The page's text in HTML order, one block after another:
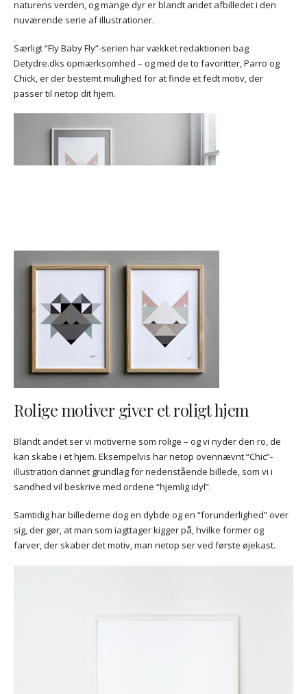
naturens verden, og mange dyr er blandt andet afbilledet i den
nuværende serie af illustrationer.
Særligt “Fly Baby Fly”-serien har vækket redaktionen bag
Detydre.dks opmærksomhed – og med de to favoritter, Parro og
Chick, er der bestemt mulighed for at finde et fedt motiv, der
passer til netop dit hjem.
Rolige motiver giver et roligt hjem
Blandt andet ser vi motiverne som rolige – og vi nyder den ro, de
kan skabe i et hjem. Eksempelvis har netop ovennævnt “Chic”-
illustration dannet grundlag for nedenstående billede, som vi i
sandhed vil beskrive med ordene “hjemlig idyl”.
Samtidig har billederne dog en dybde og en “forunderlighed” over
sig, der gør, at man som iagttager kigger på, hvilke former og
farver, der skaber det motiv, man netop ser ved første øjekast.